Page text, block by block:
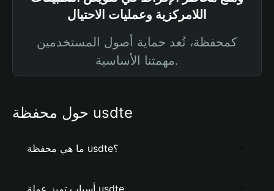
اللامركزية وعمليات الاحتيال
كمحفظة، تُعد حماية أصول المستخدمين
مهمتنا الأساسية.
حول محفظة usdte
ما هي محفظة usdte؟
أسباب تميز عملة usdte